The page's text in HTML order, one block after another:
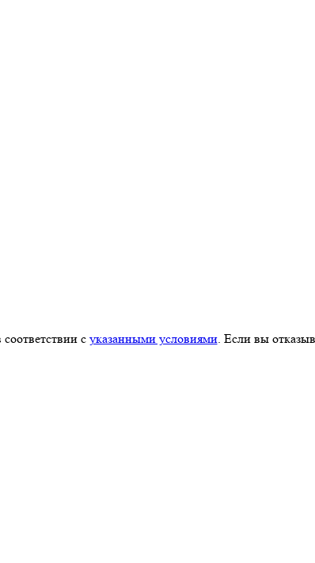
с указанными условиями. Если вы